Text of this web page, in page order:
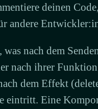
deinen
andere
nach dem
nach ihrer
dem Effekt
eintritt. Eine